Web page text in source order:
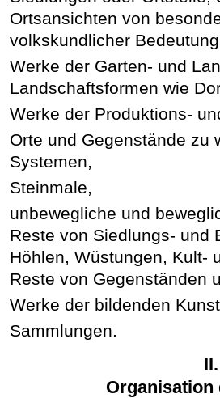
Ortsansichten von
volkskundlicher
Werke der Garten- und
Landschaftsformen wie
Werke der Produktions-
Orte und Gegenstände zu
Systemen,
Steinmale,
unbewegliche und
Reste von Siedlungs- und
Höhlen, Wüstungen, Kult-
Reste von Gegenständen
Werke der bildenden
Sammlungen.
Organisation